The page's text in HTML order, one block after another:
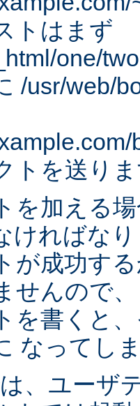
トはまず
one/
/usr/web/
トを送り
を加える
ければな
が成功す
せんので
を書くと
なってし
、ユーザ